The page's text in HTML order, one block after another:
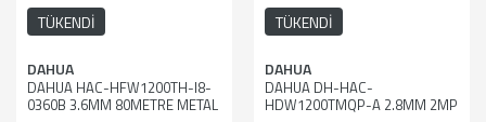
TÜKENDİ
DAHUA
DAHUA HAC-HFW1200TH-I8-
0360B 3.6MM 80METRE METAL
TÜKENDİ
DAHUA
DAHUA DH-HAC-
HDW1200TMQP-A 2.8MM 2MP